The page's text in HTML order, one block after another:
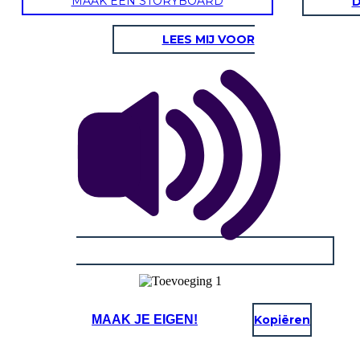
LEES MIJ VOOR
MAAK JE EIGEN! Kopiëren